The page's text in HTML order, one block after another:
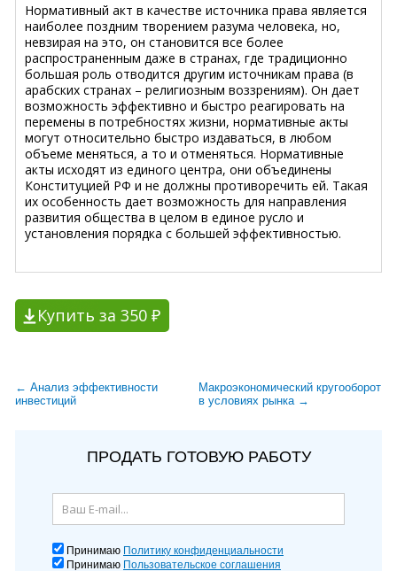
Нормативный акт в качестве источника права является
наиболее поздним творением разума человека, но,
невзирая на это, он становится все более
распространенным даже в странах, где традиционно
большая роль отводится другим источникам права (в
арабских странах – религиозным воззрениям). Он дает
возможность эффективно и быстро реагировать на
перемены в потребностях жизни, нормативные акты
могут относительно быстро издаваться, в любом
объеме меняться, а то и отменяться. Нормативные
акты исходят из единого центра, они объединены
Конституцией РФ и не должны противоречить ей. Такая
их особенность дает возможность для направления
развития общества в целом в единое русло и
установления порядка с большей эффективностью.
Купить за 350 ₽
← Анализ эффективности
инвестиций
Макроэкономический кругооборот
в условиях рынка →
ПРОДАТЬ ГОТОВУЮ РАБОТУ
Принимаю Политику конфиденциальности
Принимаю Пользовательское соглашения